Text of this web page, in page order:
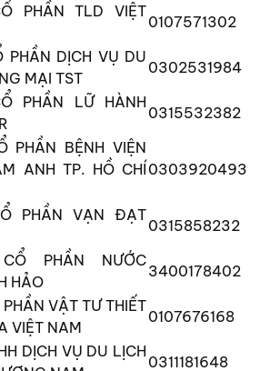
PHẦN TLD VIỆT
0107571302
PHẦN DỊCH VỤ DU
MẠI TST
0302531984
PHẦN LỮ HÀNH
0315532382
PHẦN BỆNH VIỆN
ANH TP. HỒ CHÍ 0303920493
PHẦN VẠN ĐẠT
0315858232
PHẦN NƯỚC
HẢO
3400178402
VẬT TƯ THIẾT
VIỆT NAM
0107676168
DỊCH VỤ DU LỊCH
0311181648